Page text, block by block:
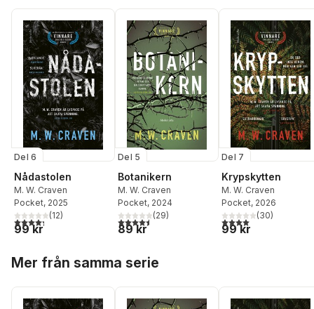
Del 6
Nådastolen
M. W. Craven
Pocket, 2025
4,3utav 5 stjärnor. Totalt antal röster:
(12)
99 kr
Del 5
Botanikern
M. W. Craven
Pocket, 2024
4,5utav 5 stjärnor. Totalt antal röster:
(29)
89 kr
Del 7
Krypskytten
M. W. Craven
Pocket, 2026
4,0utav 5 stjärnor.
(30)
99 kr
Mer från samma serie